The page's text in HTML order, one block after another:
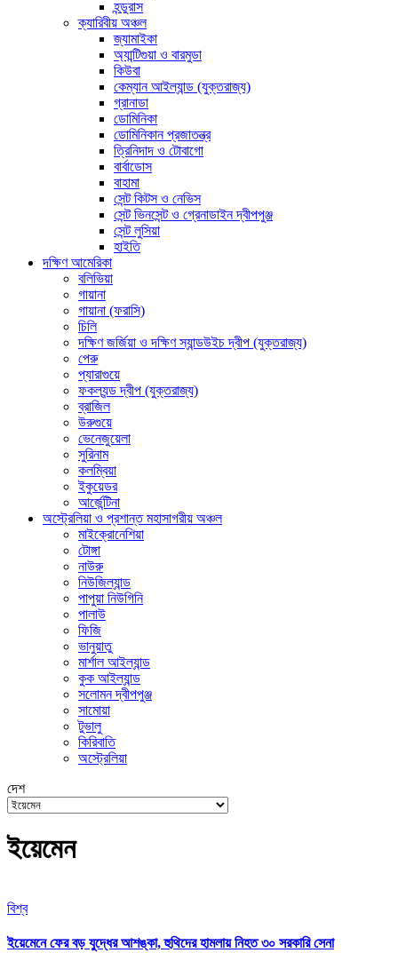
হন্ডুরাস
ক্যারিবীয় অঞ্চল
জ্যামাইকা
অ্যান্টিগুয়া ও বারমুডা
কিউবা
কেম্যান আইল্যান্ড (যুক্তরাজ্য)
গ্রানাডা
ডোমিনিকা
ডোমিনিকান প্রজাতন্ত্র
ত্রিনিদাদ ও টোবাগো
বার্বাডোস
বাহামা
সেন্ট কিটস ও নেভিস
সেন্ট ভিনসেন্ট ও গ্রেনাডাইন দ্বীপপুঞ্জ
সেন্ট লুসিয়া
হাইতি
দক্ষিণ আমেরিকা
বলিভিয়া
গায়ানা
গায়ানা (ফরাসি)
চিলি
দক্ষিণ জর্জিয়া ও দক্ষিণ স্যান্ডউইচ দ্বীপ (যুক্তরাজ্য)
পেরু
প্যারাগুয়ে
ফকল্যন্ড দ্বীপ (যুক্তরাজ্য)
ব্রাজিল
উরুগুয়ে
ভেনেজুয়েলা
সুরিনাম
কলম্বিয়া
ইকুয়েডর
আর্জেন্টিনা
অস্ট্রেলিয়া ও প্রশান্ত মহাসাগরীয় অঞ্চল
মাইক্রোনেশিয়া
টোঙ্গা
নাউরু
নিউজিল্যান্ড
পাপুয়া নিউগিনি
পালাউ
ফিজি
ভানুয়াতু
মার্শাল আইল্যান্ড
কুক আইল্যান্ড
সলোমন দ্বীপপুঞ্জ
সামোয়া
টুভালু
কিরিবাতি
অস্ট্রেলিয়া
দেশ
ইয়েমেন
বিশ্ব
ইয়েমেনে ফের বড় যুদ্ধের আশঙ্কা, হুথিদের হামলায় নিহত ৩০ সরকারি সেনা